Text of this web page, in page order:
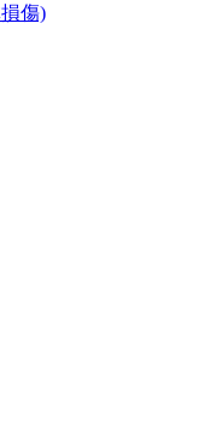
傷)